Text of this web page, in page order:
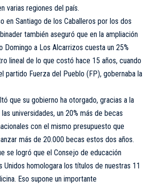
varias regiones del país.
en Santiago de los Caballeros por los dos
también aseguró que en la ampliación
Domingo a Los Alcarrizos cuesta un 25%
lineal de lo que costó hace 15 años, cuando
partido Fuerza del Pueblo (FP), gobernaba la
que su gobierno ha otorgado, gracias a la
universidades, un 20% más de becas
con el mismo presupuesto que
más de 20.000 becas estos dos años.
se logró que el Consejo de educación
Unidos homologara los títulos de nuestras 11
Eso supone un importante